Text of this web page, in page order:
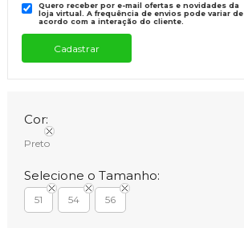
Quero receber por e-mail ofertas e novidades da
loja virtual. A frequência de envios pode variar de
acordo com a interação do cliente.
Cor:
Preto
Selecione o Tamanho:
51 54 56